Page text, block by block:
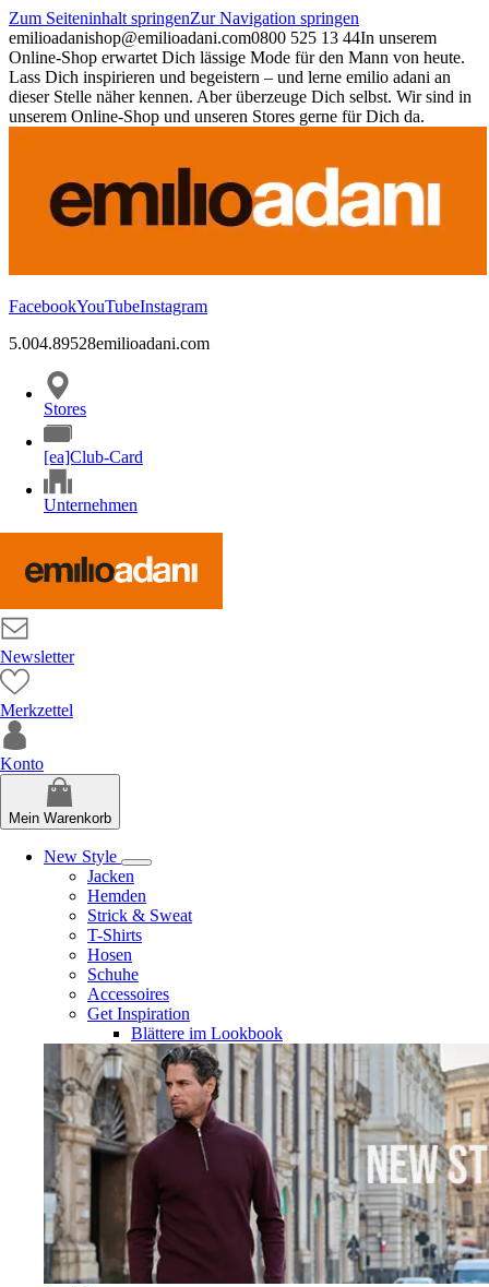
Zum Seiteninhalt springenZur Navigation springen
emilioadanishop@emilioadani.com0800 525 13 44In unserem
Online-Shop erwartet Dich lässige Mode für den Mann von heute.
Lass Dich inspirieren und begeistern – und lerne emilio adani an
dieser Stelle näher kennen. Aber überzeuge Dich selbst. Wir sind in
unserem Online-Shop und unseren Stores gerne für Dich da.
FacebookYouTubeInstagram
5.004.89528emilioadani.com
Stores
[ea]Club-Card
Unternehmen
Newsletter
Merkzettel
Konto
Mein Warenkorb
New Style
Jacken
Hemden
Strick & Sweat
T-Shirts
Hosen
Schuhe
Accessoires
Get Inspiration
Blättere im Lookbook